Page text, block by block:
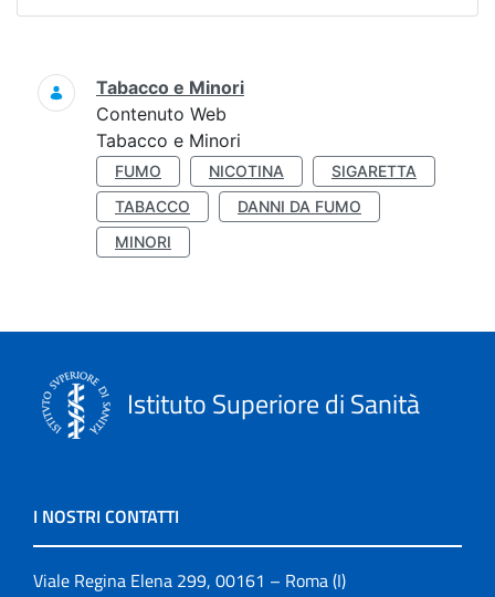
Ricerca
Tabacco e Minori
Contenuto Web
Tabacco e Minori
FUMO NICOTINA
SIGARETTA
TABACCO
DANNI DA FUMO
MINORI
Istituto Superiore di Sanità
I NOSTRI CONTATTI
Viale Regina Elena 299, 00161 – Roma (I)